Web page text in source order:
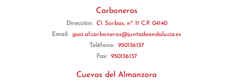
Carboneras
Dirección:
C\ Sorbas, nº 11 C.P. 04140
Email:
jpaz.al.carboneras@juntadeandalucia.es
Teléfono:
950136137
Fax:
950136137
Cuevas del Almanzora